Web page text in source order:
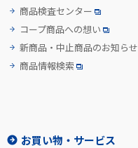
商品検査センター
コープ商品への想い
新商品・中止商品のお知らせ
商品情報検索
お買い物・サービス